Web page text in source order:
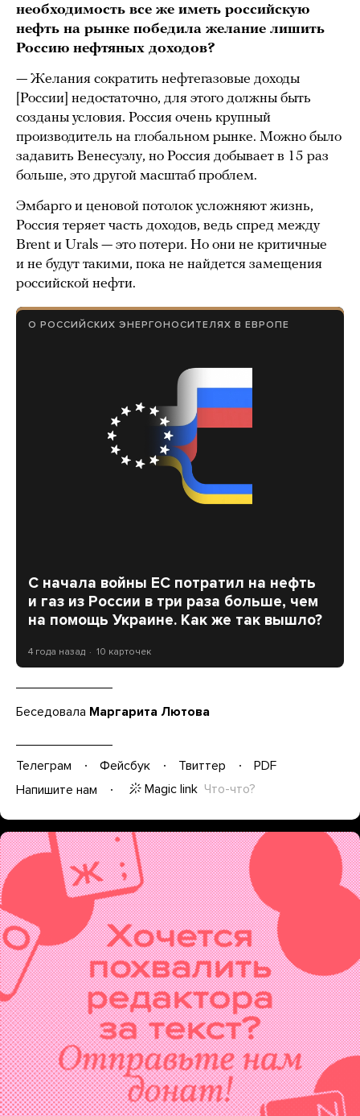
необходимость все же иметь российскую
нефть на рынке победила желание лишить
Россию нефтяных доходов?
— Желания сократить нефтегазовые доходы
[России] недостаточно, для этого должны быть
созданы условия. Россия очень крупный
производитель на глобальном рынке. Можно было
задавить Венесуэлу, но Россия добывает в 15 раз
больше, это другой масштаб проблем.
Эмбарго и ценовой потолок усложняют жизнь,
Россия теряет часть доходов, ведь спред между
Brent и Urals — это потери. Но они не критичные
и не будут такими, пока не найдется замещения
российской нефти.
О РОССИЙСКИХ ЭНЕРГОНОСИТЕЛЯХ В ЕВРОПЕ
С начала войны ЕС потратил на нефть
и газ из России в три раза больше, чем
на помощь Украине. Как же так вышло?
4 года назад 10 карточек
Беседовала Маргарита Лютова
Телеграм Фейсбук Твиттер
PDF
Напишите нам
Magic link Что-что?